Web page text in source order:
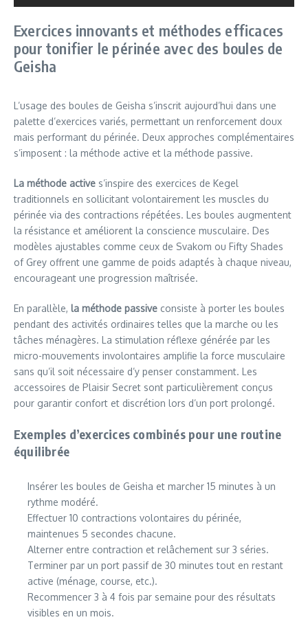
Exercices innovants et méthodes efficaces
pour tonifier le périnée avec des boules de
Geisha
L’usage des boules de Geisha s’inscrit aujourd’hui dans une
palette d’exercices variés, permettant un renforcement doux
mais performant du périnée. Deux approches complémentaires
s’imposent : la méthode active et la méthode passive.
La méthode active s’inspire des exercices de Kegel
traditionnels en sollicitant volontairement les muscles du
périnée via des contractions répétées. Les boules augmentent
la résistance et améliorent la conscience musculaire. Des
modèles ajustables comme ceux de Svakom ou Fifty Shades
of Grey offrent une gamme de poids adaptés à chaque niveau,
encourageant une progression maîtrisée.
En parallèle, la méthode passive consiste à porter les boules
pendant des activités ordinaires telles que la marche ou les
tâches ménagères. La stimulation réflexe générée par les
micro-mouvements involontaires amplifie la force musculaire
sans qu’il soit nécessaire d’y penser constamment. Les
accessoires de Plaisir Secret sont particulièrement conçus
pour garantir confort et discrétion lors d’un port prolongé.
Exemples d’exercices combinés pour une routine
équilibrée
Insérer les boules de Geisha et marcher 15 minutes à un
rythme modéré.
Effectuer 10 contractions volontaires du périnée,
maintenues 5 secondes chacune.
Alterner entre contraction et relâchement sur 3 séries.
Terminer par un port passif de 30 minutes tout en restant
active (ménage, course, etc.).
Recommencer 3 à 4 fois par semaine pour des résultats
visibles en un mois.